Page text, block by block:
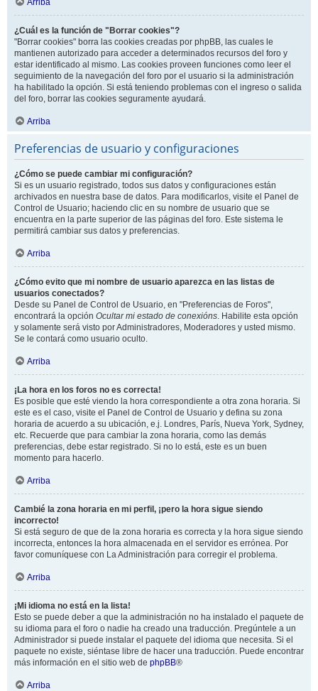
Arriba
¿Cuál es la función de "Borrar cookies"?
"Borrar cookies" borra las cookies creadas por phpBB, las cuales le
mantienen autorizado para acceder a determinados recursos del foro y
estar identificado al mismo. Las cookies proveen funciones como leer el
seguimiento de la navegación del foro por el usuario si la administración
ha habilitado la opción. Si está teniendo problemas con el ingreso o salida
del foro, borrar las cookies seguramente ayudará.
Arriba
Preferencias de usuario y configuraciones
¿Cómo se puede cambiar mi configuración?
Si es un usuario registrado, todos sus datos y configuraciones están
archivados en nuestra base de datos. Para modificarlos, visite el Panel de
Control de Usuario; haciendo clic en su nombre de usuario que se
encuentra en la parte superior de las páginas del foro. Este sistema le
permitirá cambiar sus datos y preferencias.
Arriba
¿Cómo evito que mi nombre de usuario aparezca en las listas de
usuarios conectados?
Desde su Panel de Control de Usuario, en "Preferencias de Foros",
encontrará la opción Ocultar mi estado de conexións. Habilite esta opción
y solamente será visto por Administradores, Moderadores y usted mismo.
Se le contará como usuario oculto.
Arriba
¡La hora en los foros no es correcta!
Es posible que esté viendo la hora correspondiente a otra zona horaria. Si
este es el caso, visite el Panel de Control de Usuario y defina su zona
horaria de acuerdo a su ubicación, e.j. Londres, París, Nueva York, Sydney,
etc. Recuerde que para cambiar la zona horaria, como las demás
preferencias, debe estar registrado. Si no lo está, este es un buen
momento para hacerlo.
Arriba
Cambié la zona horaria en mi perfil, ¡pero la hora sigue siendo
incorrecto!
Si está seguro de que de la zona horaria es correcta y la hora sigue siendo
incorrecta, entonces la hora almacenada en el servidor es errónea. Por
favor comuníquese con La Administración para corregir el problema.
Arriba
¡Mi idioma no está en la lista!
Esto se puede deber a que la administración no ha instalado el paquete de
su idioma para el foro o nadie ha creado una traducción. Pregúntele a un
Administrador si puede instalar el paquete del idioma que necesita. Si el
paquete no existe, siéntase libre de hacer una traducción. Puede encontrar
más información en el sitio web de phpBB®
Arriba